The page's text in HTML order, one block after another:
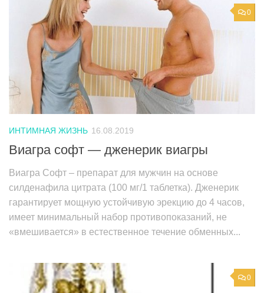
0
ИНТИМНАЯ ЖИЗНЬ 16.08.2019
Виагра софт — дженерик виагры
Виагра Софт – препарат для мужчин на основе
силденафила цитрата (100 мг/1 таблетка). Дженерик
гарантирует мощную устойчивую эрекцию до 4 часов,
имеет минимальный набор противопоказаний, не
«вмешивается» в естественное течение обменных...
0